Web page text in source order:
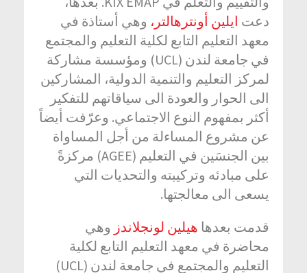
دعت ايلين أونترهالتر، وهي أستاذة في
معهد التعليم التابع لكلية التعليم والمجتمع
في جامعة لندن (UCL) ومؤسسة مشاركة
لمركز التعليم والتنمية الدولية، المشاركين
الى الحوار والعودة الى سياقاتهم للتفكير
أكثر بمفهوم النوع الاجتماعي. وعرّفت أيضاً
عن مشروع المساءلة من أجل المساواة
بين الجنسَين في التعليم (AGEE) مركزةً
على مبادئه وتركيبته والتحديات التي
يسعى الى معالجتها.
قدمت بعدها هيلين لونجلاندز وهي
محاضرة في معهد التعليم التابع لكلية
التعليم والمجتمع في جامعة لندن (UCL)